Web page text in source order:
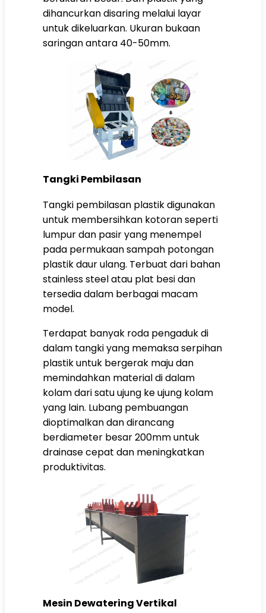
dihancurkan disaring melalui layar
untuk dikeluarkan. Ukuran bukaan
saringan antara 40-50mm.
Tangki Pembilasan
Tangki pembilasan plastik digunakan
untuk membersihkan kotoran seperti
lumpur dan pasir yang menempel
pada permukaan sampah potongan
plastik daur ulang. Terbuat dari bahan
stainless steel atau plat besi dan
tersedia dalam berbagai macam
model.
Terdapat banyak roda pengaduk di
dalam tangki yang memaksa serpihan
plastik untuk bergerak maju dan
memindahkan material di dalam
kolam dari satu ujung ke ujung kolam
yang lain. Lubang pembuangan
dioptimalkan dan dirancang
berdiameter besar 200mm untuk
drainase cepat dan meningkatkan
produktivitas.
Mesin Dewatering Vertikal